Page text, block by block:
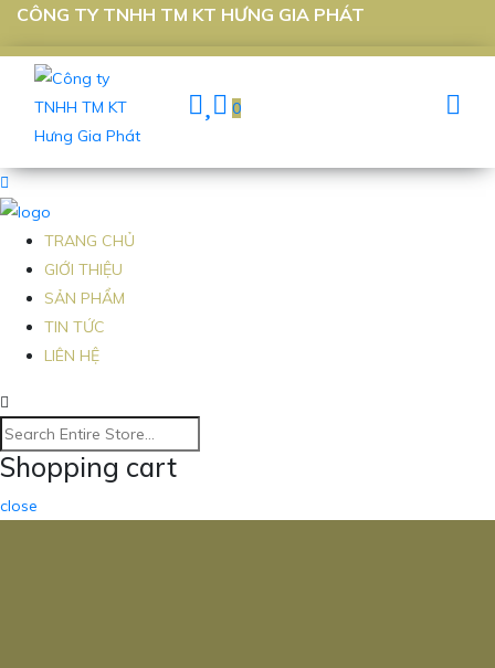
CÔNG TY TNHH TM KT HƯNG GIA PHÁT
0
TRANG CHỦ
GIỚI THIỆU
SẢN PHẨM
TIN TỨC
LIÊN HỆ
Shopping cart
close